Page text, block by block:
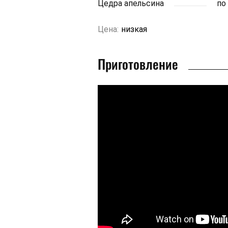
Цедра апельсина
по
Цена: низкая
Приготовление